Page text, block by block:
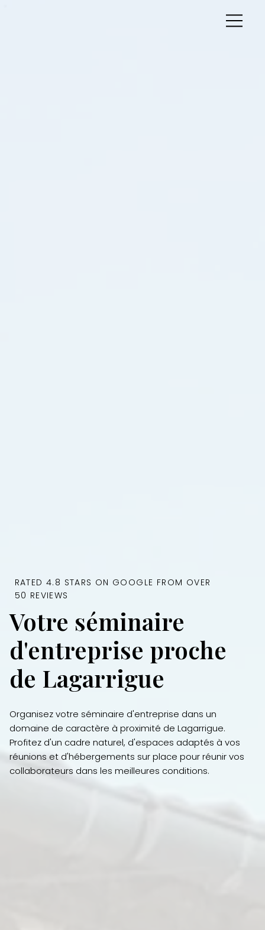
RATED 4.8 STARS ON GOOGLE FROM OVER
50 REVIEWS
Votre séminaire
d'entreprise proche
de Lagarrigue
Organisez votre séminaire d'entreprise dans un
domaine de caractère à proximité de Lagarrigue.
Profitez d'un cadre naturel, d'espaces adaptés à vos
réunions et d'hébergements sur place pour réunir vos
collaborateurs dans les meilleures conditions.